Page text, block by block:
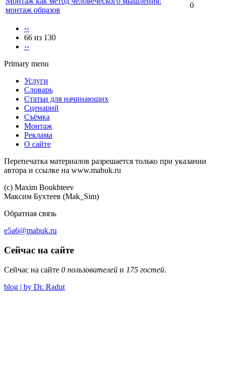
монтаж образов
0
‹‹
66 из 130
››
Primary menu
Услуги
Словарь
Статьи для начинающих
Сценарий
Съёмка
Монтаж
Реклама
О сайте
Перепечатка материалов разрешается только при указании
автора и ссылке на www.mabuk.ru
(c) Maхim Boukhteev
Максим Бухтеев (Mak_Sim)
Обратная связь
e5a6@mabuk.ru
Сейчас на сайте
Сейчас на сайте 0 пользователей и 175 гостей.
blog | by Dr. Radut